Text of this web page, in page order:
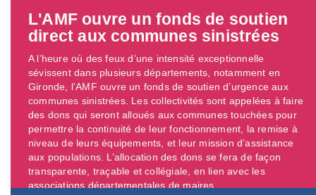
L'AMF ouvre un fonds de soutien
direct aux communes sinistrées
A l’heure où des feux d’une intensité exceptionnelle
sévissent dans plusieurs départements, notamment en
Gironde, l’AMF ouvre un fonds de soutien d’urgence aux
communes sinistrées. Les collectivités sont appelées à faire
des dons qui seront alloués aux communes touchées pour
permettre la continuité de leur fonctionnement, la remise à
niveau de leurs équipements, et leur mission d’assistance
aux populations. L’allocation des dons se fera de façon
transparente, traçable et collégiale, en lien avec les
associations départementales de maires. ...